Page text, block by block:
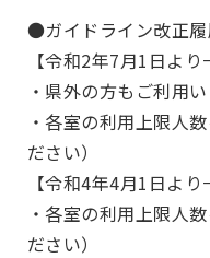
●ガイドライン改正
【令和2年7月1日より
・県外の方もご利用
・各室の利用上限人
ださい）
【令和4年4月1日より
・各室の利用上限人
ださい）